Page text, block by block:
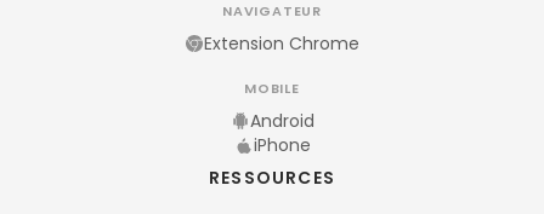
NAVIGATEUR
Extension Chrome
MOBILE
Android
iPhone
RESSOURCES